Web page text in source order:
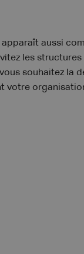
aussi
les
souhaitez la
votre